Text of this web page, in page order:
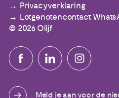
Privacyverklaring
Lotgenotencontact
© 2026 Olijf
Meld je aan voor de